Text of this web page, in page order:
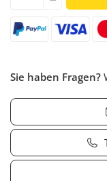
Sie haben Fragen?